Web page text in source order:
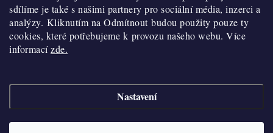
sdílíme je také s našimi partnery pro sociální média, inzerci a
analýzy. Kliknutím na Odmítnout budou použity pouze ty
cookies, které potřebujeme k provozu našeho webu. Více
informacízde.
Nastavení
Blog
Moje objednávka
Kontakty
Reklamace a vratky
Výdejní místa
Velkoobchod
cookies